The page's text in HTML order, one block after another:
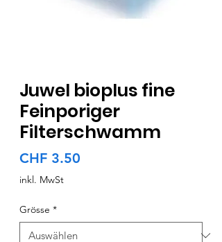
Juwel bioplus fine
Feinporiger
Filterschwamm
CHF 3.50
inkl. MwSt
Grösse *